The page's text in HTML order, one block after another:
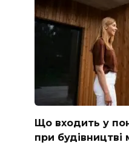
Що входить у
при